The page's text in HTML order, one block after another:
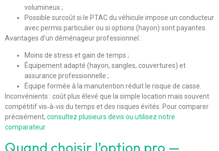
volumineux ;
Possible surcoût si le PTAC du véhicule impose un conducteur
avec permis particulier ou si options (hayon) sont payantes.
Avantages d’un déménageur professionnel :
Moins de stress et gain de temps ;
Équipement adapté (hayon, sangles, couvertures) et
assurance professionnelle ;
Équipe formée à la manutention réduit le risque de casse.
Inconvénients : coût plus élevé que la simple location mais souvent
compétitif vis‑à‑vis du temps et des risques évités. Pour comparer
précisément, consultez plusieurs devis ou utilisez notre
comparateur.
Quand choisir l’option pro —